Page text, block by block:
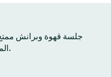
جلسة قهوة وبرانش
المطعم الذي يتحدث عنه الجميع.